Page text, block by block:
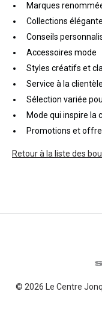
Marques
Collections
Conseils
Accessoires mode
Styles créatifs et
Service à la
Sélection variée
Mode qui inspire la
Promotions et
Retour à la liste des
© 2026 Le Centre